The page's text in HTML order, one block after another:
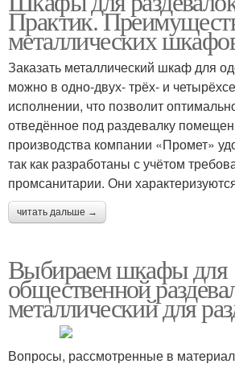
Практик.
металлических
Заказать металлический шкаф для
можно в одно-двух- трёх- и
исполнении, что позволит
отведённое под раздевалку
производства компании «Промет»
так как разработаны с учётом
промсанитарии. Они
читать дальше →
Выбираем шкафы для
общественной
металлический для
Вопросы, рассмотренные в